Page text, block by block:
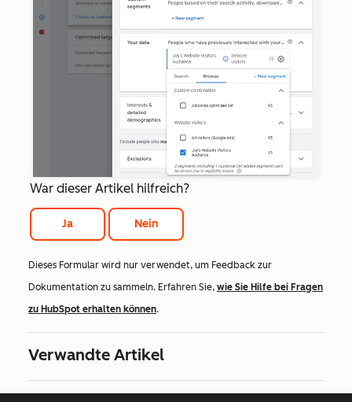
War dieser Artikel hilfreich?
Ja Nein
Dieses Formular wird nur verwendet, um Feedback zur
Dokumentation zu sammeln. Erfahren Sie, wie Sie Hilfe bei Fragen
zu HubSpot erhalten können.
Verwandte Artikel